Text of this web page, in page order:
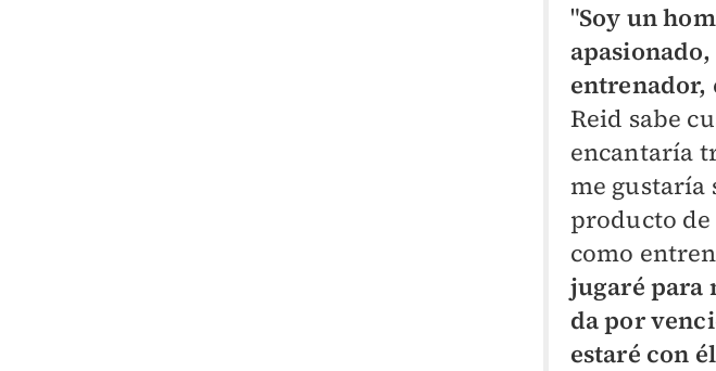
"Soy un
entrenador,
Reid sabe
encantaría
me gustaría
producto
como
jugaré para
da por
estaré con él